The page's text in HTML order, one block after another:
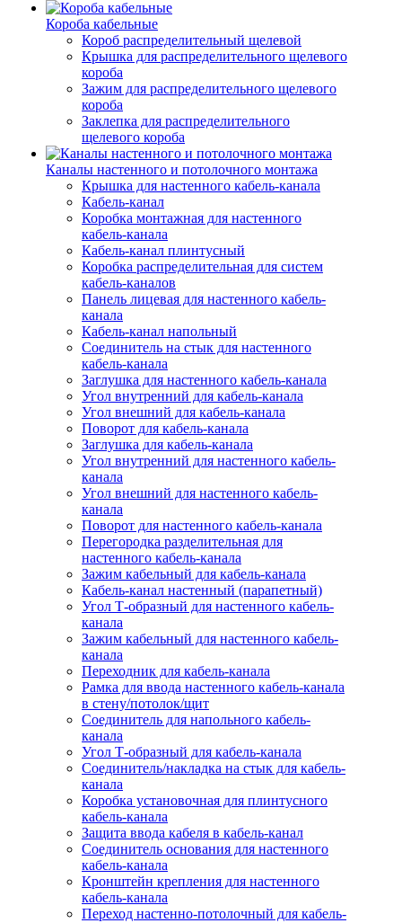
Короба кабельные
Короб распределительный щелевой
Крышка для распределительного щелевого
короба
Зажим для распределительного щелевого
короба
Заклепка для распределительного
щелевого короба
Каналы настенного и потолочного монтажа
Крышка для настенного кабель-канала
Кабель-канал
Коробка монтажная для настенного
кабель-канала
Кабель-канал плинтусный
Коробка распределительная для систем
кабель-каналов
Панель лицевая для настенного кабель-
канала
Кабель-канал напольный
Соединитель на стык для настенного
кабель-канала
Заглушка для настенного кабель-канала
Угол внутренний для кабель-канала
Угол внешний для кабель-канала
Поворот для кабель-канала
Заглушка для кабель-канала
Угол внутренний для настенного кабель-
канала
Угол внешний для настенного кабель-
канала
Поворот для настенного кабель-канала
Перегородка разделительная для
настенного кабель-канала
Зажим кабельный для кабель-канала
Кабель-канал настенный (парапетный)
Угол Т-образный для настенного кабель-
канала
Зажим кабельный для настенного кабель-
канала
Переходник для кабель-канала
Рамка для ввода настенного кабель-канала
в стену/потолок/щит
Соединитель для напольного кабель-
канала
Угол Т-образный для кабель-канала
Соединитель/накладка на стык для кабель-
канала
Коробка установочная для плинтусного
кабель-канала
Защита ввода кабеля в кабель-канал
Соединитель основания для настенного
кабель-канала
Кронштейн крепления для настенного
кабель-канала
Переход настенно-потолочный для кабель-